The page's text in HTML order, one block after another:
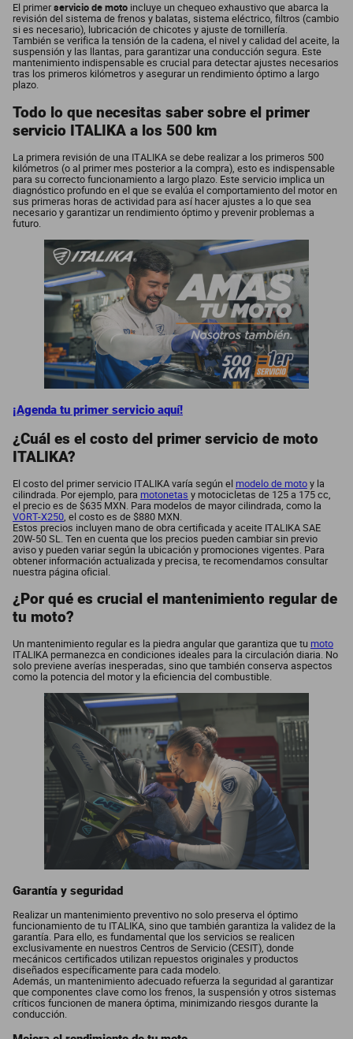
El primerservicio de moto incluye un chequeo exhaustivo que abarca la
revisión del sistema de frenos y balatas, sistema eléctrico, filtros (cambio
si es necesario), lubricación de chicotes y ajuste de tornillería.
También se verifica la tensión de la cadena, el nivel y calidad del aceite, la
suspensión y las llantas, para garantizar una conducción segura. Este
mantenimiento indispensable es crucial para detectar ajustes necesarios
tras los primeros kilómetros y asegurar un rendimiento óptimo a largo
plazo.
Todo lo que necesitas saber sobre el primer
servicio ITALIKA a los 500 km
La primera revisión de una ITALIKA se debe realizar a los primeros 500
kilómetros (o al primer mes posterior a la compra), esto es indispensable
para su correcto funcionamiento a largo plazo. Este servicio implica un
diagnóstico profundo en el que se evalúa el comportamiento del motor en
sus primeras horas de actividad para así hacer ajustes a lo que sea
necesario y garantizar un rendimiento óptimo y prevenir problemas a
futuro.
¡Agenda tu primer servicio aquí!
¿Cuál es el costo del primer servicio de moto
ITALIKA?
El costo del primerservicio ITALIKA varía según el modelo de motoy la
cilindrada. Por ejemplo, para motonetas y motocicletas de 125 a 175 cc,
el precio es de $635 MXN. Para modelos de mayor cilindrada, como la
VORT-X250, el costo es de $880 MXN.
Estos precios incluyen mano de obra certificada y aceite ITALIKA SAE
20W-50 SL. Ten en cuenta que los precios pueden cambiar sin previo
aviso y pueden variar según la ubicación y promociones vigentes. Para
obtener información actualizada y precisa, te recomendamos consultar
nuestra página oficial.
¿Por qué es crucial el mantenimiento regular de
tu moto?
Un mantenimiento regular es la piedra angular que garantiza que tu moto
ITALIKA permanezca en condiciones ideales para la circulación diaria. No
solo previene averías inesperadas, sino que también conserva aspectos
como la potencia del motor y la eficiencia del combustible.
Garantía y seguridad
Realizar un mantenimiento preventivo no solo preserva el óptimo
funcionamiento de tu ITALIKA, sino que también garantiza la validez de la
garantía. Para ello, es fundamental que los servicios se realicen
exclusivamente en nuestros Centros de Servicio (CESIT), donde
mecánicos certificados utilizan repuestos originales y productos
diseñados específicamente para cada modelo.
Además, un mantenimiento adecuado refuerza la seguridad al garantizar
que componentes clave como los frenos, la suspensión y otros sistemas
críticos funcionen de manera óptima, minimizando riesgos durante la
conducción.